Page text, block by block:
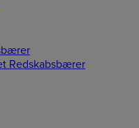
Redskabsbærer